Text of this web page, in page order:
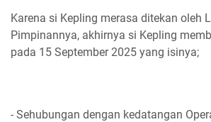
Karena si Kepling merasa ditekan oleh
Pimpinannya, akhirnya si Kepling
pada 15 September 2025 yang isinya;
- Sehubungan dengan kedatangan